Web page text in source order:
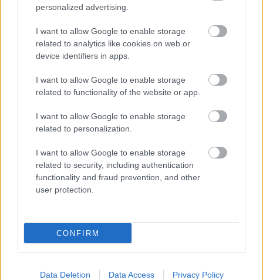
personalized advertising.
I want to allow Google to enable storage
related to analytics like cookies on web or
device identifiers in apps.
I want to allow Google to enable storage
related to functionality of the website or app.
I want to allow Google to enable storage
related to personalization.
I want to allow Google to enable storage
related to security, including authentication
functionality and fraud prevention, and other
user protection.
CONFIRM
Data Deletion Data Access Privacy Policy
KÖVESS FACEBOOKON!
LEGOLVASOTTABBAK